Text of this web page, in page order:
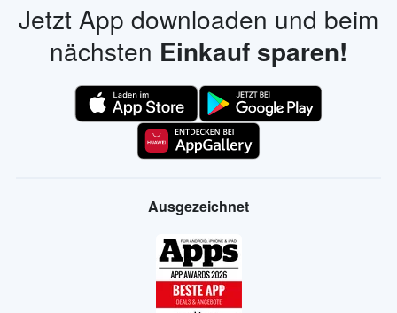
Jetzt App downloaden und beim
nächsten Einkauf sparen!
Ausgezeichnet